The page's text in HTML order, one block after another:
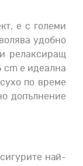
е с големи
удобно
релаксиращ
cm е идеална
по време
допълнение
най-